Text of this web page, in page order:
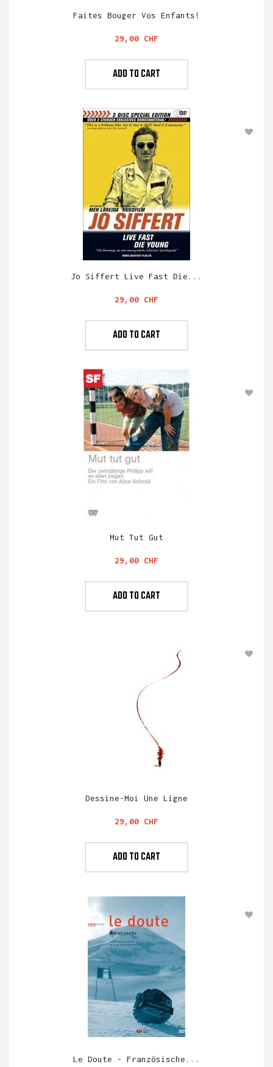
Faites Bouger Vos Enfants!
Preis
29,00 CHF
ADD TO CART
Jo Siffert Live Fast Die...
Preis
29,00 CHF
ADD TO CART
Mut Tut Gut
Preis
29,00 CHF
ADD TO CART
Dessine-Moi Une Ligne
Preis
29,00 CHF
ADD TO CART
Le Doute - Französische...